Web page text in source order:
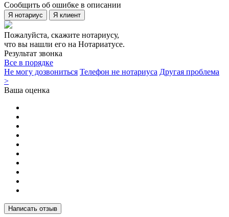
Сообщить об ошибке в описании
Я нотариус Я клиент
Пожалуйста, скажите нотариусу,
что вы нашли его на Нотариатусе.
Результат звонка
Все в порядке
Не могу дозвониться Телефон не нотариуса Другая проблема
>
Ваша оценка
Написать отзыв